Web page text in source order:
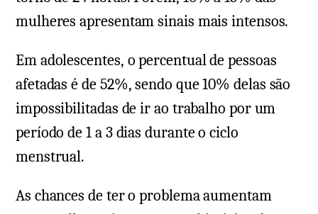
mulheres apresentam sinais mais intensos.
Em adolescentes, o percentual de pessoas
afetadas é de 52%, sendo que 10% delas são
impossibilitadas de ir ao trabalho por um
período de 1 a 3 dias durante o ciclo
menstrual.
As chances de ter o problema aumentam